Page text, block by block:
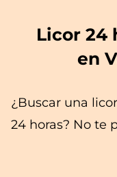
Licor 24
en
¿Buscar una
24 horas? No te